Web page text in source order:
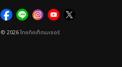
© 2026ไทยทิคเก็ตเมเจอร์